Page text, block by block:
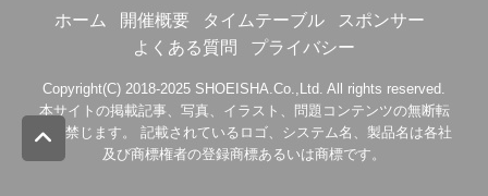
ホーム 開催概要 タイムテーブル
スポンサー
よくある質問
プライバシー
Copyright(C) 2018-2025 SHOEISHA.Co.,Ltd. All rights reserved.
本サイトの掲載記事、写真、イラスト、問題コンテンツの無断転
載を禁じます。 記載されているロゴ、システム名、製品名は各社
及び商標権者の登録商標あるいは商標です。